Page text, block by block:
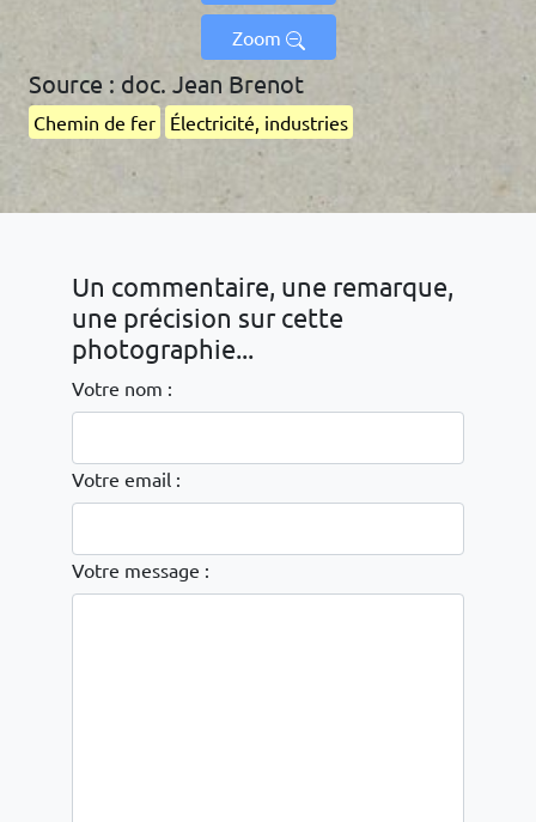
Zoom
Source : doc. Jean Brenot
Chemin de fer Électricité, industries
Un commentaire, une remarque,
une précision sur cette
photographie...
Votre nom :
Votre email :
Votre message :